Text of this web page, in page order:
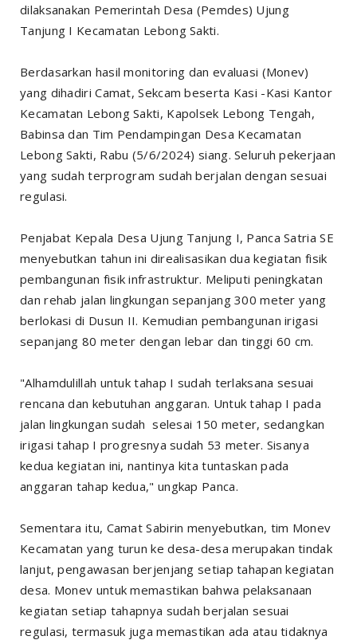
dilaksanakan Pemerintah Desa (Pemdes) Ujung
Tanjung I Kecamatan Lebong Sakti.
Berdasarkan hasil monitoring dan evaluasi (Monev)
yang dihadiri Camat, Sekcam beserta Kasi -Kasi Kantor
Kecamatan Lebong Sakti, Kapolsek Lebong Tengah,
Babinsa dan Tim Pendampingan Desa Kecamatan
Lebong Sakti, Rabu (5/6/2024) siang. Seluruh pekerjaan
yang sudah terprogram sudah berjalan dengan sesuai
regulasi.
Penjabat Kepala Desa Ujung Tanjung I, Panca Satria SE
menyebutkan tahun ini direalisasikan dua kegiatan fisik
pembangunan fisik infrastruktur. Meliputi peningkatan
dan rehab jalan lingkungan sepanjang 300 meter yang
berlokasi di Dusun II. Kemudian pembangunan irigasi
sepanjang 80 meter dengan lebar dan tinggi 60 cm.
"Alhamdulillah untuk tahap I sudah terlaksana sesuai
rencana dan kebutuhan anggaran. Untuk tahap I pada
jalan lingkungan sudah selesai 150 meter, sedangkan
irigasi tahap I progresnya sudah 53 meter. Sisanya
kedua kegiatan ini, nantinya kita tuntaskan pada
anggaran tahap kedua," ungkap Panca.
Sementara itu, Camat Sabirin menyebutkan, tim Monev
Kecamatan yang turun ke desa-desa merupakan tindak
lanjut, pengawasan berjenjang setiap tahapan kegiatan
desa. Monev untuk memastikan bahwa pelaksanaan
kegiatan setiap tahapnya sudah berjalan sesuai
regulasi, termasuk juga memastikan ada atau tidaknya